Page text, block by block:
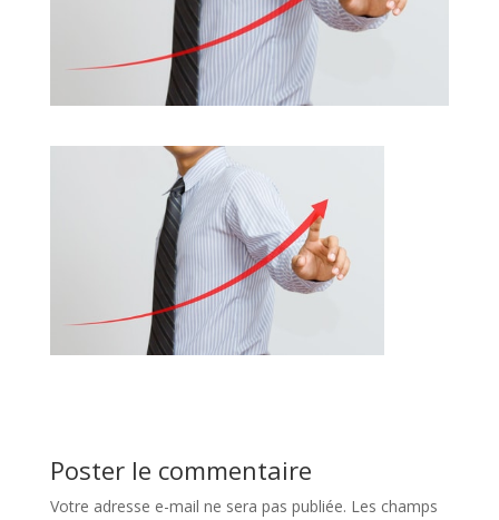
Poster le commentaire
Votre adresse e-mail ne sera pas publiée. Les champs